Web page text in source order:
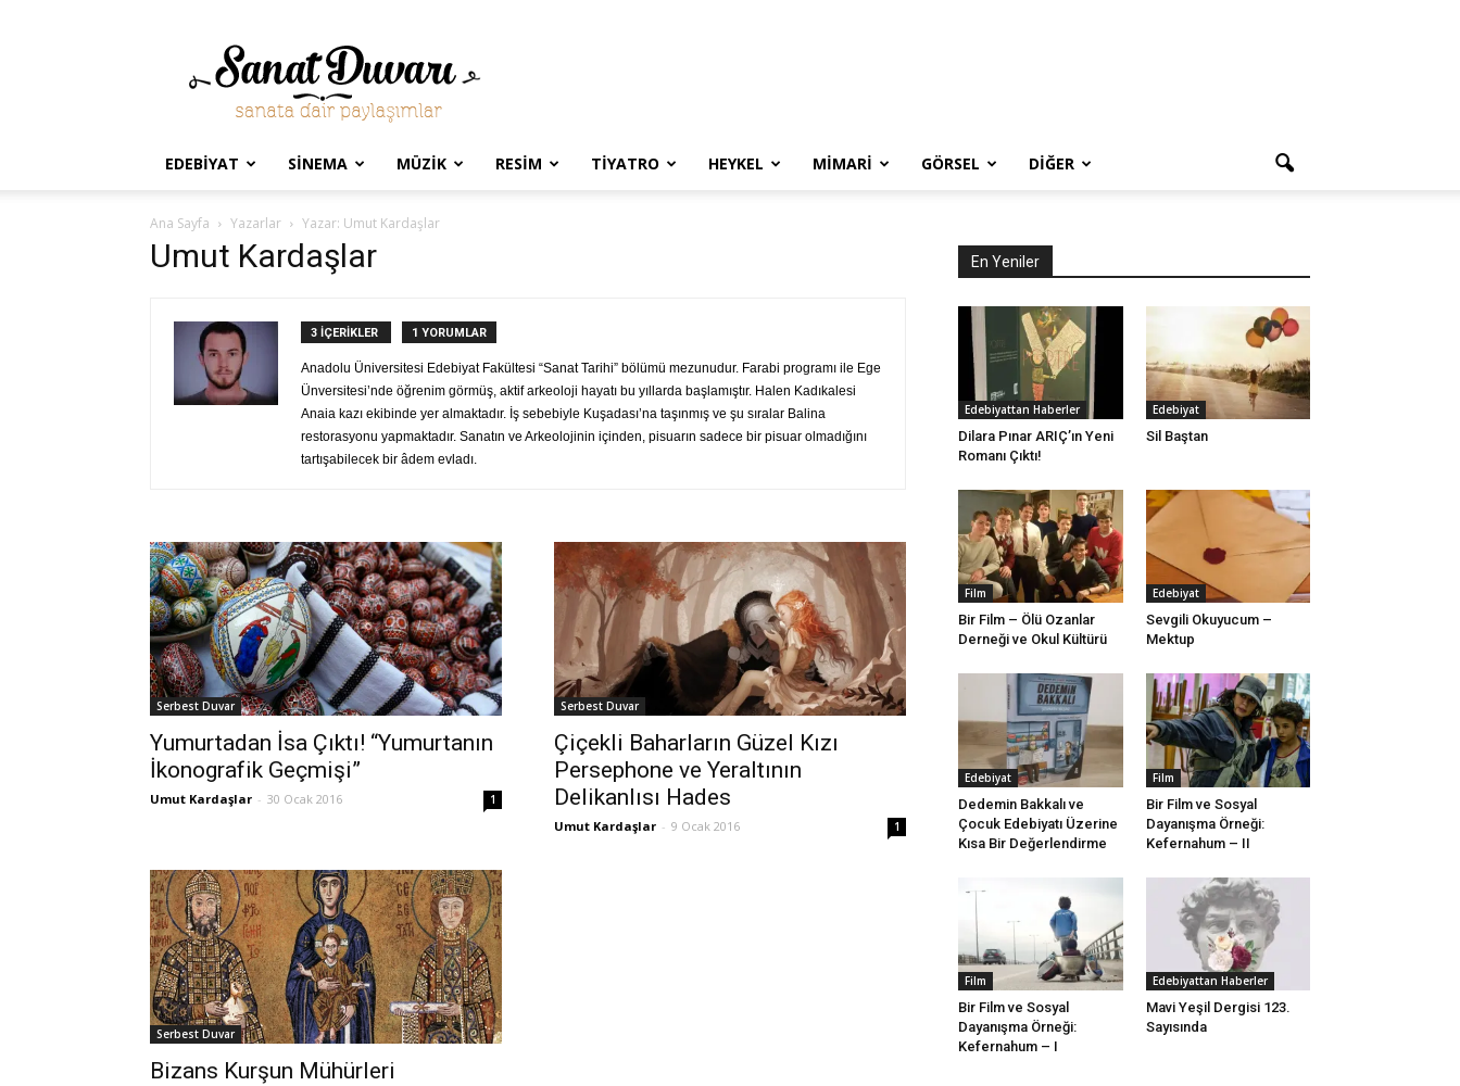
Sanat
Duvarı
EDEBIYAT SINEMA MÜZIK RESIM TIYATRO HEYKEL MIMARI GÖRSEL DIĞER
Ana Sayfa Yazarlar Yazar: Umut Kardaşlar
Umut Kardaşlar
3 İÇERİKLER 1 YORUMLAR
Anadolu Üniversitesi Edebiyat Fakültesi “Sanat Tarihi” bölümü mezunudur. Farabi programı ile Ege
Ünversitesi’nde öğrenim görmüş, aktif arkeoloji hayatı bu yıllarda başlamıştır. Halen Kadıkalesi
Anaia kazı ekibinde yer almaktadır. İş sebebiyle Kuşadası’na taşınmış ve şu sıralar Balina
restorasyonu yapmaktadır. Sanatın ve Arkeolojinin içinden, pisuarın sadece bir pisuar olmadığını
tartışabilecek bir âdem evladı.
Serbest Duvar
Yumurtadan İsa Çıktı! “Yumurtanın
İkonografik Geçmişi”
Umut Kardaşlar - 30 Ocak 2016 1
Serbest Duvar
Çiçekli Baharların Güzel Kızı
Persephone ve Yeraltının
Delikanlısı Hades
Umut Kardaşlar - 9 Ocak 2016 1
Serbest Duvar
Bizans Kurşun Mühürleri
En Yeniler
Edebiyattan Haberler
Dilara Pınar ARIÇ’ın Yeni
Romanı Çıktı!
Edebiyat
Sil Baştan
Film
Bir Film – Ölü Ozanlar
Derneği ve Okul Kültürü
Edebiyat
Sevgili Okuyucum –
Mektup
Edebiyat
Dedemin Bakkalı ve
Çocuk Edebiyatı Üzerine
Kısa Bir Değerlendirme
Film
Bir Film ve Sosyal
Dayanışma Örneği:
Kefernahum – II
Film
Bir Film ve Sosyal
Dayanışma Örneği:
Kefernahum – I
Edebiyattan Haberler
Mavi Yeşil Dergisi 123.
Sayısında